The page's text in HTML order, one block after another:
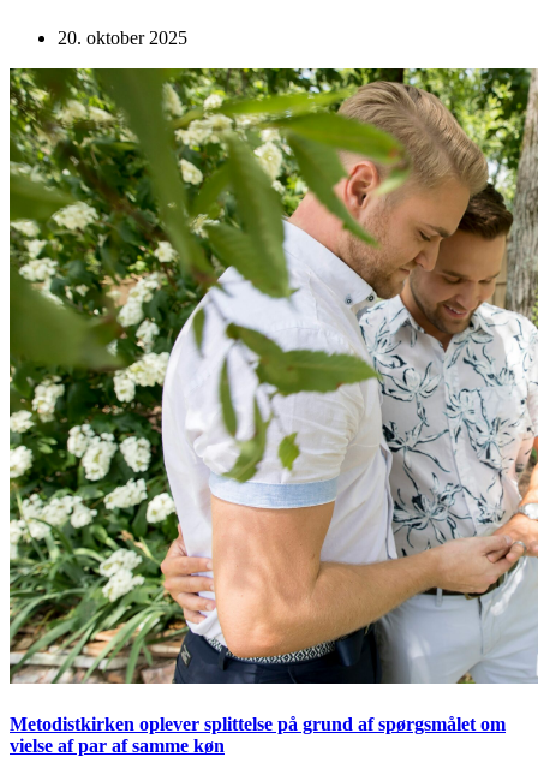
20. oktober 2025
Metodistkirken oplever splittelse på grund af spørgsmålet om
vielse af par af samme køn